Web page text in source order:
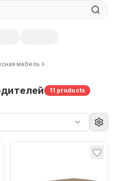
мебель
11 products